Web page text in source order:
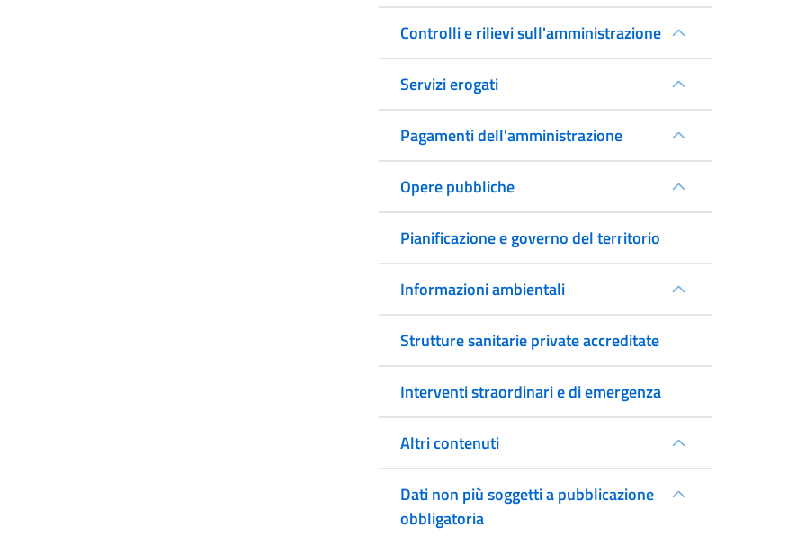
Controlli e rilievi sull'amministrazione
Servizi erogati
Pagamenti dell'amministrazione
Opere pubbliche
Pianificazione e governo del territorio
Informazioni ambientali
Strutture sanitarie private accreditate
Interventi straordinari e di emergenza
Altri contenuti
Dati non più soggetti a pubblicazione
obbligatoria